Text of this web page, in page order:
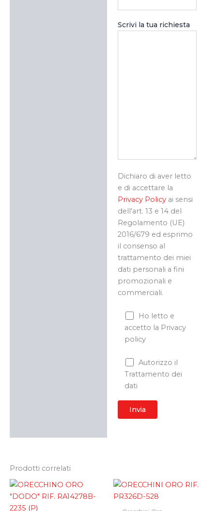
Scrivi la tua richiesta
Dichiaro di aver letto
e di accettare la
Privacy Policyai sensi
dell'art. 13 e 14 del
Regolamento (UE)
2016/679 ed esprimo
il consenso al
trattamento dei miei
dati personali a fini
promozionali e
commerciali.
Ho letto e
accetto la Privacy
policy
Autorizzo il
Trattamento dei
dati
Prodotti correlati